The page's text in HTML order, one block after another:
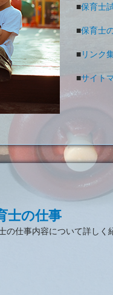
■保育士
■保育士
■リンク
■サイト
士の仕事
の仕事内容について詳しく